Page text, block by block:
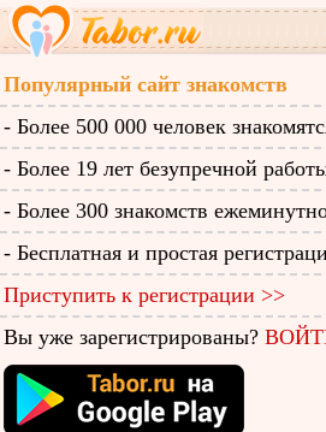
Популярный сайт знакомств
- Более 500 000 человек
- Более 19 лет безупречной
- Более 300 знакомств
- Бесплатная и простая
Приступить к регистрации >>
Вы уже зарегистрированы?